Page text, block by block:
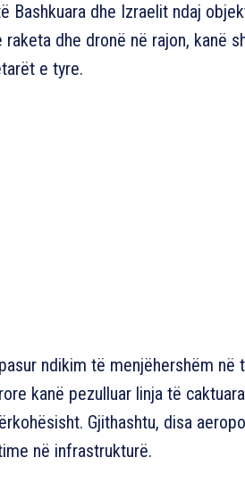
Bashkuara dhe Izraelit ndaj
dhe dronë në rajon, kanë
e tyre.
ndikim të menjëhershëm në
kanë pezulluar linja të
Gjithashtu, disa
në infrastrukturë.